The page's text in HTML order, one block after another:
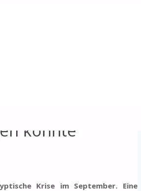
könnte
Krise im September. Eine